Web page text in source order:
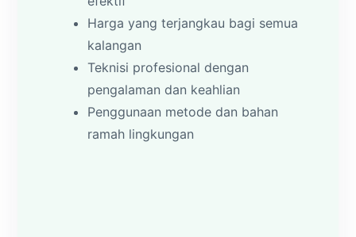
Harga yang terjangkau bagi semua
kalangan
Teknisi profesional dengan
pengalaman dan keahlian
Penggunaan metode dan bahan
ramah lingkungan